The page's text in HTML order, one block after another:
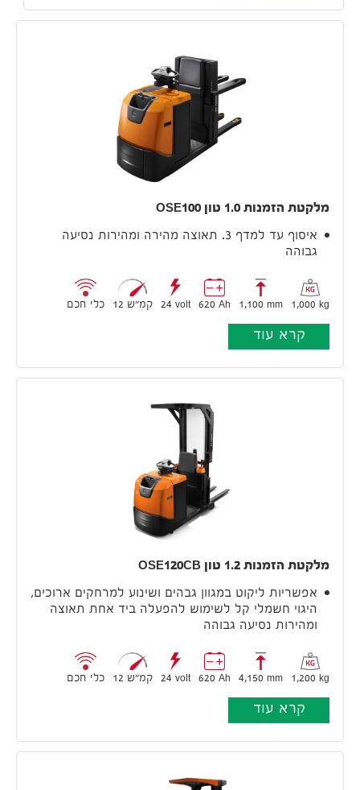
מלקטת הזמנות 1.0 טון OSE100
איסוף עד למדף 3. תאוצה מהירה ומהירות נסיעה
גבוהה
1,000 kg
1,100 mm
620 Ah
24 volt 12 קמ״ש כלי חכם
קרא עוד
מלקטת הזמנות 1.2 טון OSE120CB
אפשריות ליקוט במגוון גבהים ושינוע למרחקים ארוכים,
היגוי חשמלי קל לשימוש להפעלה ביד אחת תאוצה
ומהירות נסיעה גבוהה
1,200 kg
4,150 mm
620 Ah
24 volt 12 קמ״ש כלי חכם
קרא עוד